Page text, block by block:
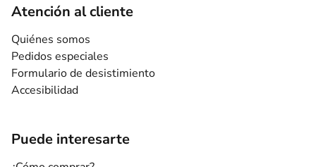
Atención al cliente
Quiénes somos
Pedidos especiales
Formulario de desistimiento
Accesibilidad
Puede interesarte